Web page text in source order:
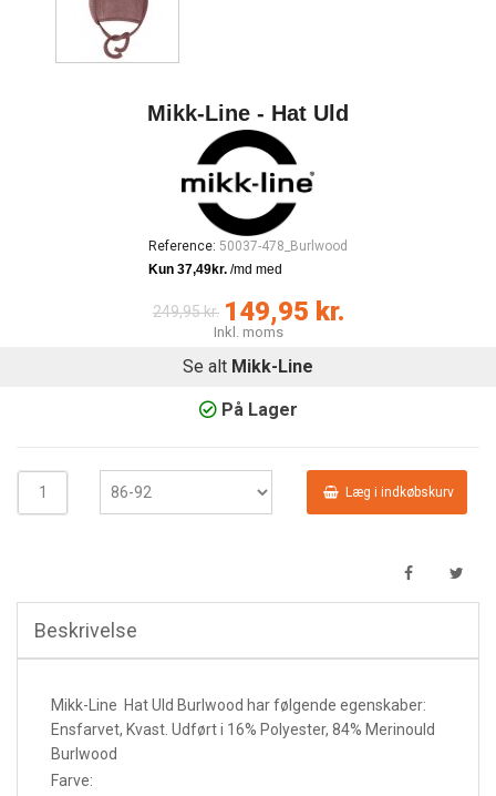
Mikk-Line - Hat Uld
Reference: 50037-478_Burlwood
249,95 kr. 149,95 kr.
Inkl. moms
Se alt Mikk-Line
På Lager
Læg i indkøbskurv
Beskrivelse
Mikk-Line Hat Uld Burlwood har følgende egenskaber:
Ensfarvet, Kvast. Udført i 16% Polyester, 84% Merinould
Burlwood
Farve: